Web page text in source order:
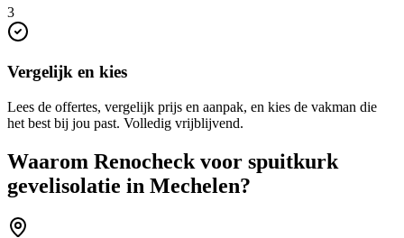
3
Vergelijk en kies
Lees de offertes, vergelijk prijs en aanpak, en kies de vakman die
het best bij jou past. Volledig vrijblijvend.
Waarom Renocheck voor spuitkurk
gevelisolatie in Mechelen?